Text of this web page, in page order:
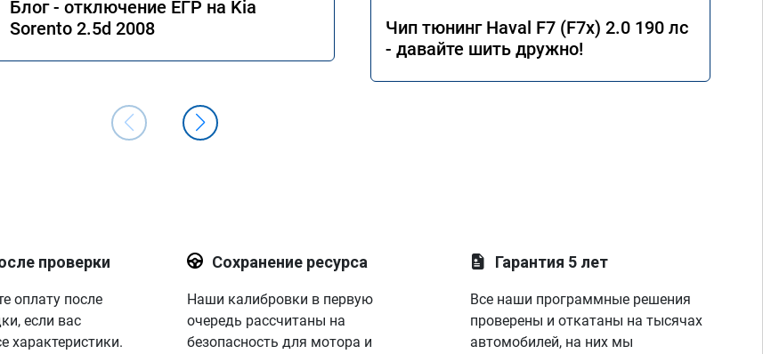
Блог - отключение ЕГР на Kia
Sorento 2.5d 2008
Чип тюнинг Haval F7 (F7x) 2.0 190 лс
- давайте шить дружно!
проверки
оплату после
если вас
характеристики.
Сохранение ресурса
Наши калибровки в первую
очередь рассчитаны на
безопасность для мотора и
Гарантия 5 лет
Все наши программные решения
проверены и откатаны на тысячах
автомобилей, на них мы